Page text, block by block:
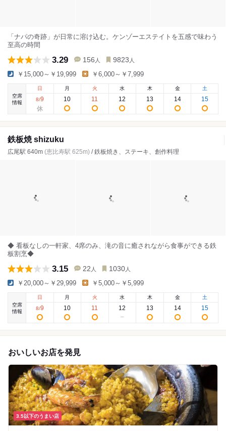
「ナパの奇跡」が日常に溶け込む。ケンゾーエステイトを五感で味わう
至高の時間
3.29 156 人 9823 人
￥15,000～￥19,999 ￥6,000～￥7,999
空席
情報
日
8/9
月
10
火
11
水
12
木
13
金
14
土
15
鉄板焼 shizuku
広尾駅 640m (恵比寿駅 625m) / 鉄板焼き、ステーキ、創作料理
◆ 看板なしの一軒家、4席のみ、滝の音に癒されながら食事ができる鉄
板割烹◆
3.15 22 人 1030 人
￥20,000～￥29,999 ￥5,000～￥5,999
空席
情報
日
8/9
月
10
火
11
水
12
木
13
金
14
土
15
おいしいお店を発見
3.5以下のうまい店